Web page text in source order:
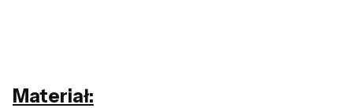
Materiał: